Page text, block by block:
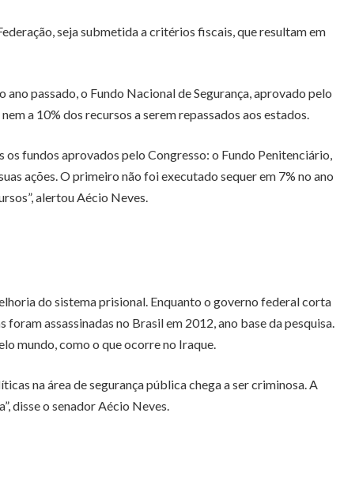
seja submetida a critérios fiscais, que resultam em
passado, o Fundo Nacional de Segurança, aprovado pelo
a 10% dos recursos a serem repassados aos estados.
fundos aprovados pelo Congresso: o Fundo Penitenciário,
ações. O primeiro não foi executado sequer em 7% no ano
alertou Aécio Neves.
do sistema prisional. Enquanto o governo federal corta
assassinadas no Brasil em 2012, ano base da pesquisa.
mundo, como o que ocorre no Iraque.
na área de segurança pública chega a ser criminosa. A
disse o senador Aécio Neves.